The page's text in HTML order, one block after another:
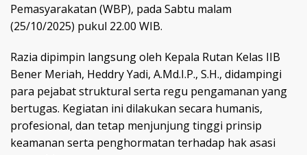
Pemasyarakatan (WBP), pada Sabtu malam
(25/10/2025) pukul 22.00 WIB.
Razia dipimpin langsung oleh Kepala Rutan Kelas IIB
Bener Meriah, Heddry Yadi, A.Md.I.P., S.H., didampingi
para pejabat struktural serta regu pengamanan yang
bertugas. Kegiatan ini dilakukan secara humanis,
profesional, dan tetap menjunjung tinggi prinsip
keamanan serta penghormatan terhadap hak asasi